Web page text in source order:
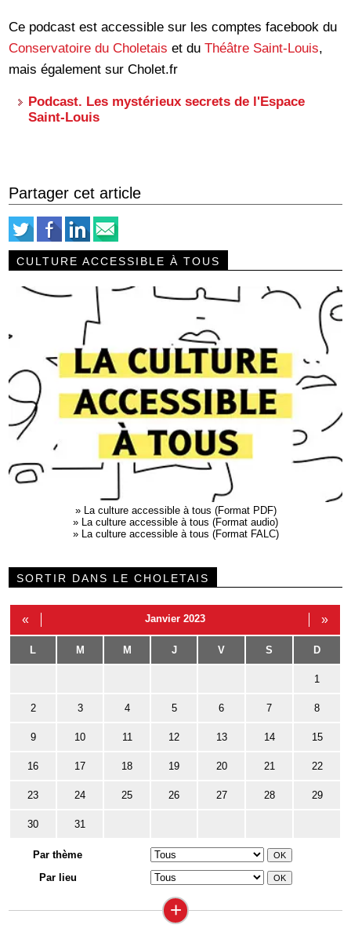
Ce podcast est accessible sur les comptes facebook du
Conservatoire du Choletais et duThéâtre Saint-Louis,
mais également sur Cholet.fr
Podcast. Les mystérieux secrets de l'Espace
Saint-Louis
Partager cet article
CULTURE ACCESSIBLE À TOUS
» La culture accessible à tous (Format PDF)
» La culture accessible à tous (Format audio)
» La culture accessible à tous (Format FALC)
SORTIR DANS LE CHOLETAIS
« Janvier 2023 »
L M M J V S D
1
2 3 4 5 6 7 8
9 10 11 12 13 14 15
16 17 18 19 20 21 22
23 24 25 26 27 28 29
30 31
Par thème
Par lieu
+